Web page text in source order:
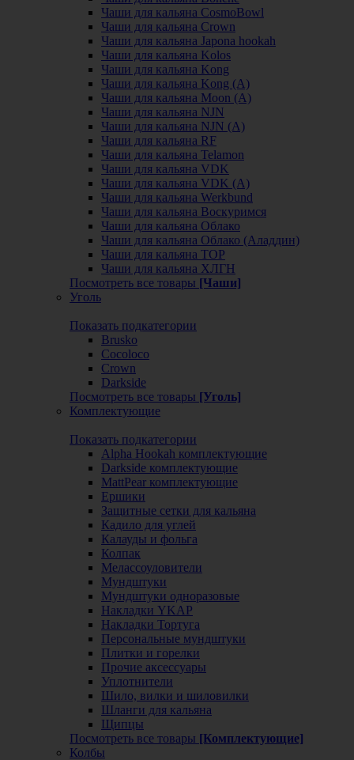
Чаши для кальяна CosmoBowl
Чаши для кальяна Crown
Чаши для кальяна Japona hookah
Чаши для кальяна Kolos
Чаши для кальяна Kong
Чаши для кальяна Kong (A)
Чаши для кальяна Moon (А)
Чаши для кальяна NJN
Чаши для кальяна NJN (А)
Чаши для кальяна RF
Чаши для кальяна Telamon
Чаши для кальяна VDK
Чаши для кальяна VDK (А)
Чаши для кальяна Werkbund
Чаши для кальяна Воскуримся
Чаши для кальяна Облако
Чаши для кальяна Облако (Аладдин)
Чаши для кальяна ТОР
Чаши для кальяна ХЛГН
Посмотреть все товары [Чаши]
Уголь
Показать подкатегории
Brusko
Cocoloco
Crown
Darkside
Посмотреть все товары [Уголь]
Комплектующие
Показать подкатегории
Alpha Hookah комплектующие
Darkside комплектующие
MattPear комплектующие
Ершики
Защитные сетки для кальяна
Кадило для углей
Калауды и фольга
Колпак
Мелассоуловители
Мундштуки
Мундштуки одноразовые
Накладки YKAP
Накладки Тортуга
Персональные мундштуки
Плитки и горелки
Прочие аксессуары
Уплотнители
Шило, вилки и шиловилки
Шланги для кальяна
Щипцы
Посмотреть все товары [Комплектующие]
Колбы